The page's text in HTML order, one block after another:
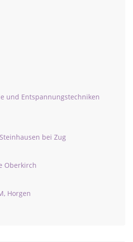
und Entspannungstechniken
bei Zug
Oberkirch
Horgen